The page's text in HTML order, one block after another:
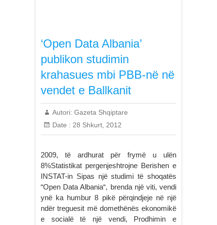
‘Open Data Albania’
publikon studimin
krahasues mbi PBB-në në
vendet e Ballkanit
Autori: Gazeta Shqiptare
Date : 28 Shkurt, 2012
2009, të ardhurat për frymë u ulën
8%Statistikat pergenjeshtrojne Berishen e
INSTAT-in Sipas një studimi të shoqatës
“Open Data Albania“, brenda një viti, vendi
ynë ka humbur 8 pikë përqindjeje në një
ndër treguesit më domethënës ekonomikë
e socialë të një vendi, Prodhimin e